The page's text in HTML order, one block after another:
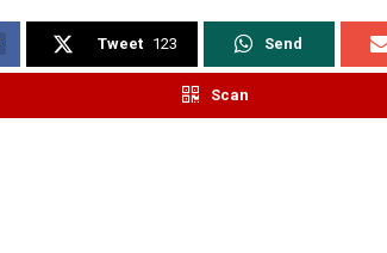
Tweet 123 Send
Scan